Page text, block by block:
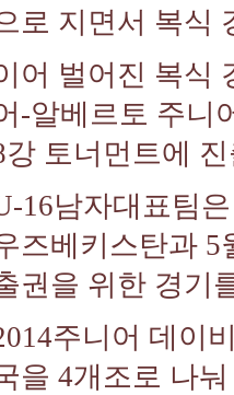
로 지면서 복식
어 벌어진 복식
-알베르토 주니
강 토너먼트에
16남자대표팀
즈베키스탄과 5
권을 위한 경기
주니어 데이
을 4개조로 나